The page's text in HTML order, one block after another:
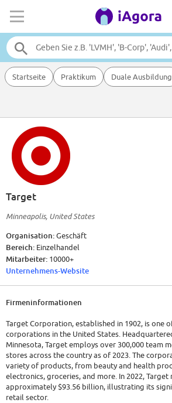
Startseite Praktikum Duale Ausbildung
Target
Minneapolis, United States
Organisation:Geschäft
Bereich: Einzelhandel
Mitarbeiter: 10000+
Unternehmens-Website
Firmeninformationen
Target Corporation, established in 1902, is one
corporations in the United States.
Minnesota, Target employs over 300,000 team
stores across the country as of 2023. The
variety of products, from beauty and health
electronics, groceries, and more. In 2022,
approximately $93.56 billion, illustrating its
retail sector.